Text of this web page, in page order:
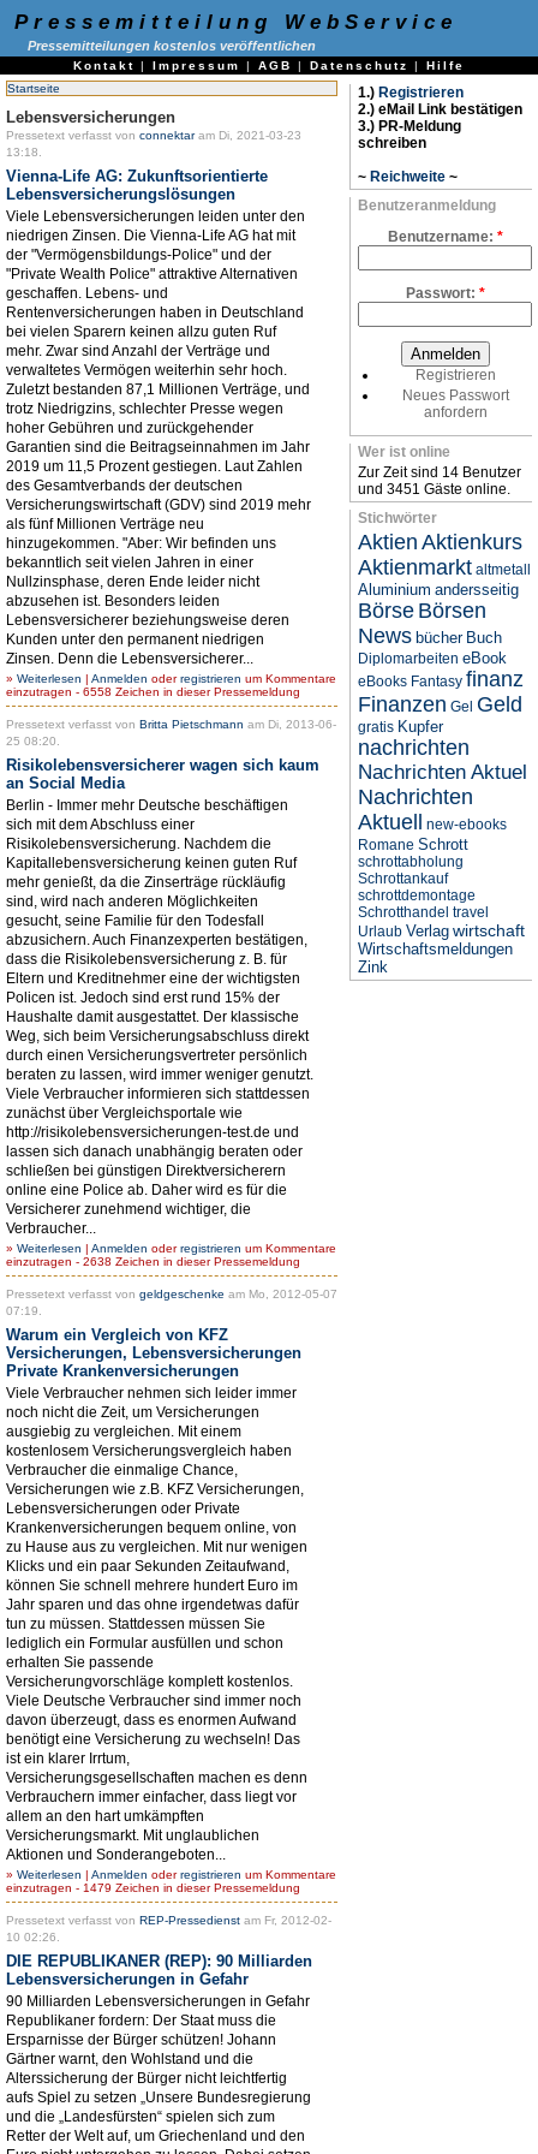
Pressemitteilung WebService
Pressemitteilungen kostenlos veröffentlichen
Kontakt | Impressum | AGB | Datenschutz | Hilfe
Startseite
Lebensversicherungen
Pressetext verfasst von connektaram Di, 2021-03-23
13:18.
Vienna-Life AG: Zukunftsorientierte
Lebensversicherungslösungen
Viele Lebensversicherungen leiden unter den
niedrigen Zinsen. Die Vienna-Life AG hat mit
der "Vermögensbildungs-Police" und der
"Private Wealth Police" attraktive Alternativen
geschaffen. Lebens- und
Rentenversicherungen haben in Deutschland
bei vielen Sparern keinen allzu guten Ruf
mehr. Zwar sind Anzahl der Verträge und
verwaltetes Vermögen weiterhin sehr hoch.
Zuletzt bestanden 87,1 Millionen Verträge, und
trotz Niedrigzins, schlechter Presse wegen
hoher Gebühren und zurückgehender
Garantien sind die Beitragseinnahmen im Jahr
2019 um 11,5 Prozent gestiegen. Laut Zahlen
des Gesamtverbands der deutschen
Versicherungswirtschaft (GDV) sind 2019 mehr
als fünf Millionen Verträge neu
hinzugekommen. "Aber: Wir befinden uns
bekanntlich seit vielen Jahren in einer
Nullzinsphase, deren Ende leider nicht
abzusehen ist. Besonders leiden
Lebensversicherer beziehungsweise deren
Kunden unter den permanent niedrigen
Zinsen. Denn die Lebensversicherer...
» Weiterlesen | Anmelden oderregistrieren um Kommentare
einzutragen - 6558 Zeichen in dieser Pressemeldung
Pressetext verfasst von Britta Pietschmann am Di, 2013-06-
25 08:20.
Risikolebensversicherer wagen sich kaum
an Social Media
Berlin - Immer mehr Deutsche beschäftigen
sich mit dem Abschluss einer
Risikolebensversicherung. Nachdem die
Kapitallebensversicherung keinen guten Ruf
mehr genießt, da die Zinserträge rückläufig
sind, wird nach anderen Möglichkeiten
gesucht, seine Familie für den Todesfall
abzusichern. Auch Finanzexperten bestätigen,
dass die Risikolebensversicherung z. B. für
Eltern und Kreditnehmer eine der wichtigsten
Policen ist. Jedoch sind erst rund 15% der
Haushalte damit ausgestattet. Der klassische
Weg, sich beim Versicherungsabschluss direkt
durch einen Versicherungsvertreter persönlich
beraten zu lassen, wird immer weniger genutzt.
Viele Verbraucher informieren sich stattdessen
zunächst über Vergleichsportale wie
http://risikolebensversicherungen-test.de und
lassen sich danach unabhängig beraten oder
schließen bei günstigen Direktversicherern
online eine Police ab. Daher wird es für die
Versicherer zunehmend wichtiger, die
Verbraucher...
» Weiterlesen | Anmelden oderregistrieren um Kommentare
einzutragen - 2638 Zeichen in dieser Pressemeldung
Pressetext verfasst von geldgeschenke am Mo, 2012-05-07
07:19.
Warum ein Vergleich von KFZ
Versicherungen, Lebensversicherungen
Private Krankenversicherungen
Viele Verbraucher nehmen sich leider immer
noch nicht die Zeit, um Versicherungen
ausgiebig zu vergleichen. Mit einem
kostenlosem Versicherungsvergleich haben
Verbraucher die einmalige Chance,
Versicherungen wie z.B. KFZ Versicherungen,
Lebensversicherungen oder Private
Krankenversicherungen bequem online, von
zu Hause aus zu vergleichen. Mit nur wenigen
Klicks und ein paar Sekunden Zeitaufwand,
können Sie schnell mehrere hundert Euro im
Jahr sparen und das ohne irgendetwas dafür
tun zu müssen. Stattdessen müssen Sie
lediglich ein Formular ausfüllen und schon
erhalten Sie passende
Versicherungvorschläge komplett kostenlos.
Viele Deutsche Verbraucher sind immer noch
davon überzeugt, dass es enormen Aufwand
benötigt eine Versicherung zu wechseln! Das
ist ein klarer Irrtum,
Versicherungsgesellschaften machen es denn
Verbrauchern immer einfacher, dass liegt vor
allem an den hart umkämpften
Versicherungsmarkt. Mit unglaublichen
Aktionen und Sonderangeboten...
» Weiterlesen | Anmelden oderregistrieren um Kommentare
einzutragen - 1479 Zeichen in dieser Pressemeldung
Pressetext verfasst von REP-Pressedienst am Fr, 2012-02-
10 02:26.
DIE REPUBLIKANER (REP): 90 Milliarden
Lebensversicherungen in Gefahr
90 Milliarden Lebensversicherungen in Gefahr
Republikaner fordern: Der Staat muss die
Ersparnisse der Bürger schützen! Johann
Gärtner warnt, den Wohlstand und die
Alterssicherung der Bürger nicht leichtfertig
aufs Spiel zu setzen „Unsere Bundesregierung
und die „Landesfürsten“ spielen sich zum
Retter der Welt auf, um Griechenland und den
1.) Registrieren
2.) eMail Link bestätigen
3.) PR-Meldung
schreiben
~ Reichweite ~
Benutzeranmeldung
Benutzername: *
Passwort: *
Registrieren
Neues Passwort
anfordern
Wer ist online
Zur Zeit sind 14 Benutzer
und 3451 Gäste online.
Stichwörter
Aktien Aktienkurs
Aktienmarkt altmetall
Aluminium andersseitig
Börse Börsen
News bücher Buch
Diplomarbeiten eBook
eBooks Fantasy finanz
Finanzen Gel Geld
gratis Kupfer
nachrichten
Nachrichten Aktuel
Nachrichten
Aktuell
new-ebooks
Romane Schrott
schrottabholung
Schrottankauf
schrottdemontage
Schrotthandel travel
Urlaub Verlag wirtschaft
Wirtschaftsmeldungen
Zink